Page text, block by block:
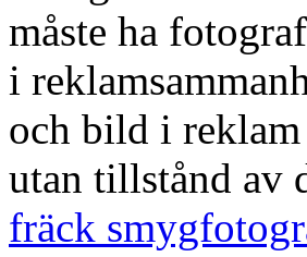
måste ha
i
och bild i
utan tillstånd av
fräck